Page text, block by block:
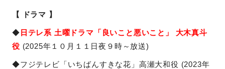
【 ドラマ 】
◆ 日テレ系 土曜ドラマ「 良いこと悪いこと 」 大木真斗
役 (2025年１０月１１日夜９時～放送)
◆フジテレビ「いちばんすきな花」高瀬大和役 (2023年